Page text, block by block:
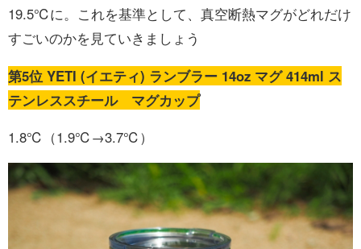
19.5℃に。これを基準として、真空断熱マグがどれだけ
すごいのかを見ていきましょう
第5位 YETI (イエティ) ランブラー 14oz マグ 414ml ス
テンレススチール マグカップ
1.8℃（1.9℃→3.7℃）